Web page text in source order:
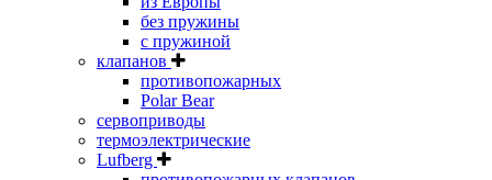
без пружины
с пружиной
клапанов
противопожарных
Polar Bear
сервоприводы
термоэлектрические
Lufberg